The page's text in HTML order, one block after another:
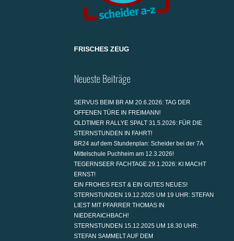
FRISCHES ZEUG
Neueste Beiträge
SERVUS BEIM BR AM 20.6.2026: TAG DER
OFFENEN TÜRE IN FREIMANN!
OLDTIMER RALLYE SPALT 31.5.2026: FÜR DIE
STERNSTUNDEN IN FAHRT!
BR24 auf dem Stundenplan: Scheider bei der 7A
Mittelschule Puchheim am 12.3.2026!
TEGERNSEER FACHTAGE 29.1.2026: KI MACHT
ERNST!
EIN FROHES FEST & EIN GUTES NEUES!
STERNSTUNDEN 19.12.2025 UM 19 UHR: STEFAN
LIEST MIT PFARRER THOMAS IN
NIEDERAICHBACH!
STERNSTUNDEN 15.12.2025 UM 18.30 UHR:
STEFAN SAMMELT AUF DEM